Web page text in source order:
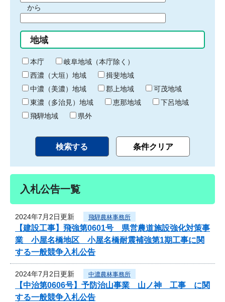
間
始
り
から
間
終
わ
り
地域
本庁
岐阜地域（本庁除く）
西濃（大垣）地域
揖斐地域
中濃（美濃）地域
郡上地域
可茂地域
東濃（多治見）地域
恵那地域
下呂地域
飛騨地域
県外
入札公告一覧
2024年7月2日更新 飛騨農林事務所
【建設工事】飛強第0601号 県営農道施設強化対策事
業 小屋名橋地区 小屋名橋耐震補強第1期工事に関
する一般競争入札公告
2024年7月2日更新 中濃農林事務所
【中治第0606号】予防治山事業 山ノ神 工事 に関
する一般競争入札公告